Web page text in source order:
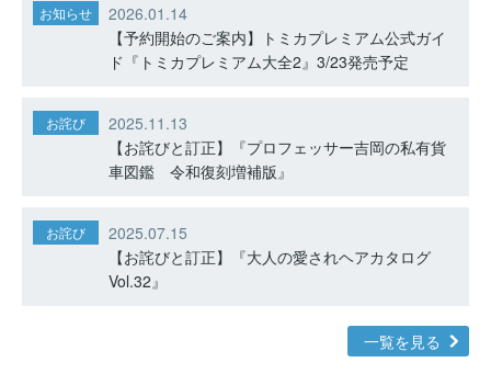
お知らせ
2026.01.14
【予約開始のご案内】トミカプレミアム公式ガイ
ド『トミカプレミアム大全2』3/23発売予定
お詫び
2025.11.13
【お詫びと訂正】『プロフェッサー吉岡の私有貨
車図鑑 令和復刻増補版』
お詫び
2025.07.15
【お詫びと訂正】『大人の愛されヘアカタログ
Vol.32』
一覧を見る